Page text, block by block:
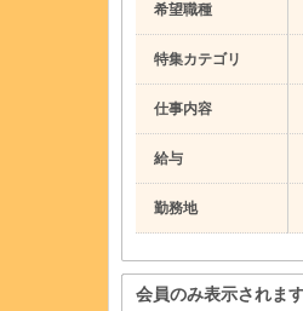
希望職種
特集カテゴリ
仕事内容
給与
勤務地
会員のみ表示されま